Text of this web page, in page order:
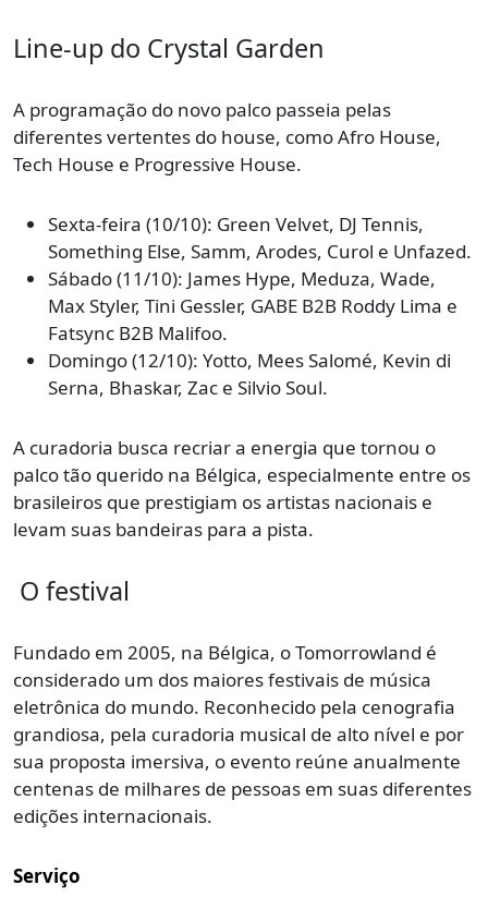
Line-up do Crystal Garden
A programação do novo palco passeia pelas
diferentes vertentes do house, como Afro House,
Tech House e Progressive House.
Sexta-feira (10/10): Green Velvet, DJ Tennis,
Something Else, Samm, Arodes, Curol e Unfazed.
Sábado (11/10): James Hype, Meduza, Wade,
Max Styler, Tini Gessler, GABE B2B Roddy Lima e
Fatsync B2B Malifoo.
Domingo (12/10): Yotto, Mees Salomé, Kevin di
Serna, Bhaskar, Zac e Silvio Soul.
A curadoria busca recriar a energia que tornou o
palco tão querido na Bélgica, especialmente entre os
brasileiros que prestigiam os artistas nacionais e
levam suas bandeiras para a pista.
O festival
Fundado em 2005, na Bélgica, o Tomorrowland é
considerado um dos maiores festivais de música
eletrônica do mundo. Reconhecido pela cenografia
grandiosa, pela curadoria musical de alto nível e por
sua proposta imersiva, o evento reúne anualmente
centenas de milhares de pessoas em suas diferentes
edições internacionais.
Serviço